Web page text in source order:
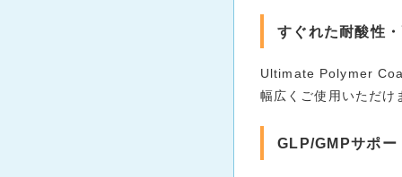
すぐれた耐酸性
Ultimate Polymer
幅広くご使用いただけ
GLP/GMPサポー